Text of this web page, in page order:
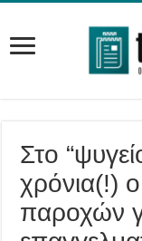
Στο
χρόνια(!) ο
παροχών